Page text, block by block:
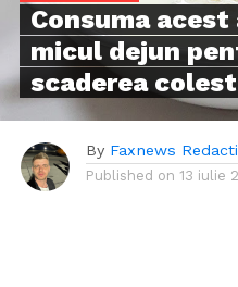
Consuma
micul dejun
scaderea
By Faxnews
Published on 13 iulie